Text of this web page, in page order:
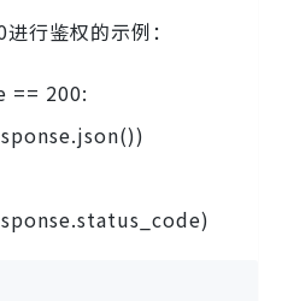
行鉴权的示例：
== 200: